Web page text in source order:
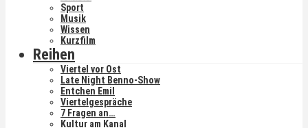
Sport
Musik
Wissen
Kurzfilm
Reihen
Viertel vor Ost
Late Night Benno-Show
Entchen Emil
Viertelgespräche
7 Fragen an…
Kultur am Kanal